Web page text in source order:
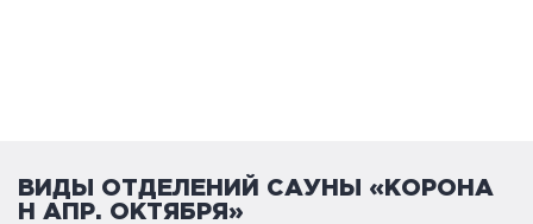
ВИДЫ ОТДЕЛЕНИЙ САУНЫ «КОРОНА
Н АПР. ОКТЯБРЯ»